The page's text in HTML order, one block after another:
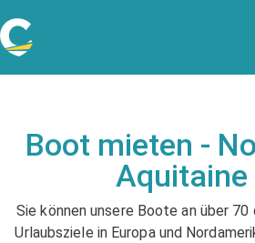
Boot mieten -
Aquitaine
Sie können unsere Boote an über
Urlaubsziele in Europa und